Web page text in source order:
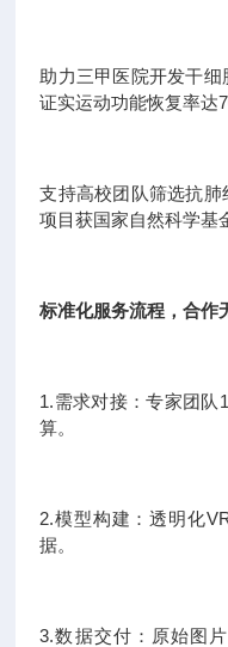
助力三甲医院开发干
证实运动功能恢复率达
支持高校团队筛选抗
项目获国家自然科学基
标准化服务流程，合作
1.需求对接：专家团队
算。
2.模型构建：透明化
据。
3.数据交付：原始图